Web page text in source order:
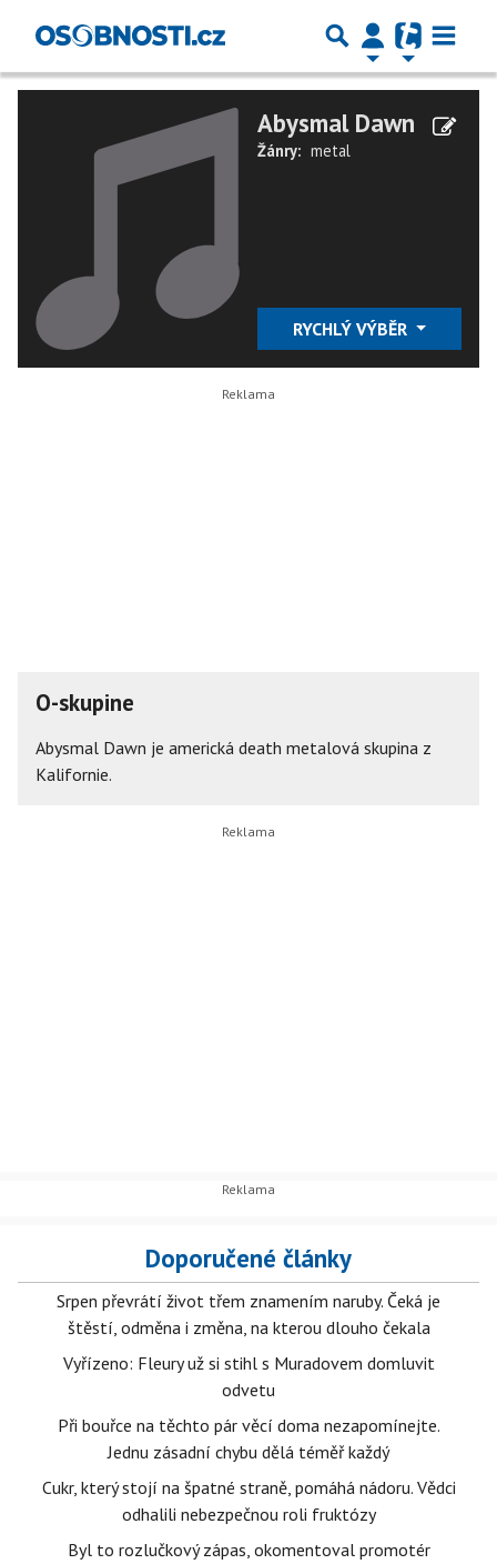
Abysmal Dawn
Žánry: metal
RYCHLÝ VÝBĚR
O-skupine
Abysmal Dawn je americká death metalová skupina z
Kalifornie.
Doporučené články
Srpen převrátí život třem znamením naruby. Čeká je
štěstí, odměna i změna, na kterou dlouho čekala
Vyřízeno: Fleury už si stihl s Muradovem domluvit
odvetu
Při bouřce na těchto pár věcí doma nezapomínejte.
Jednu zásadní chybu dělá téměř každý
Cukr, který stojí na špatné straně, pomáhá nádoru. Vědci
odhalili nebezpečnou roli fruktózy
Byl to rozlučkový zápas, okomentoval promotér